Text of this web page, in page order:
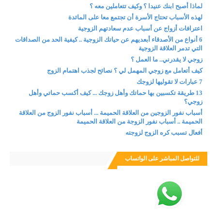
لماذا أصبح ابنك عنيدا ؟ وكيف تتعاملين معه ؟
لهذه الأسباب تحتاج الأسرة أن تجتمع معا على المائدة
اعترافات أزواج عن أسباب عدم سعادتهم الزوجية
6 أنواع من الأصدقاء أبعديهم عن حياتك الزوجية .. كيفية الحد من الصداقات
التي تدمر العلاقة الزوجية
زوجي لا يقدرني.. ما العمل ؟
كيف أتعامل مع زوجي المهمل لي ؟ نصائح لجذب اهتمام الزوج
7 عبارات لا تقوليها لزوجك
13 طريقة تكسبين بها حماتك وأهل زوجك ... كيف أكسب حماتي وأهل
زوجي؟
أسباب نفور الزوجين من العلاقة الحميمة ... أسباب نفور الزوج من العلاقة
الحميمة .. أسباب نفور الزوجة من العلاقة الحميمة
أفعال تسبب كره الزوج لزوجته
للتواصل المباشر على الواتساب